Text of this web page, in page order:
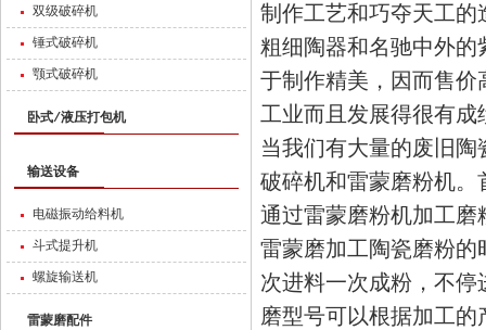
双级破碎机
锤式破碎机
颚式破碎机
卧式/液压打包机
输送设备
电磁振动给料机
斗式提升机
螺旋输送机
雷蒙磨配件
制作工艺和巧夺天工
粗细陶器和名驰中外的
于制作精美，因而售
工业而且发展得很有成
当我们有大量的废旧
破碎机和雷蒙磨粉机
通过雷蒙磨粉机加工
雷蒙磨加工陶瓷磨粉
次进料一次成粉，不
磨型号可以根据加工